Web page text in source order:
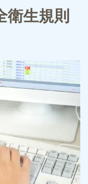
衛生規則